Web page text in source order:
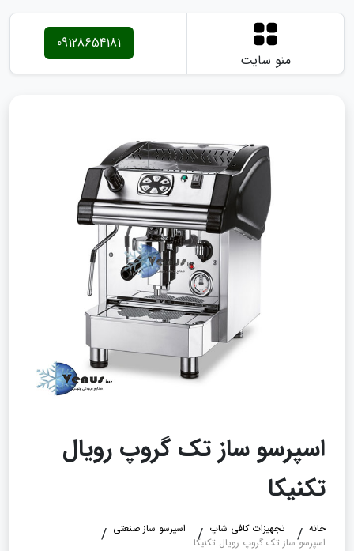
منو سایت
09128654181
اسپرسو ساز تک گروپ رویال
تکنیکا
خانه تجهیزات کافی شاپ
اسپرسو ساز صنعتی
اسپرسو ساز تک گروپ رویال تکنیکا